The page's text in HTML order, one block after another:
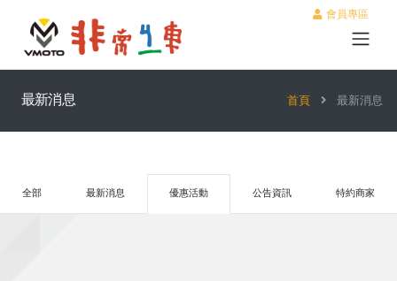
會員專區
最新消息 首頁 最新消息
全部 最新消息 優惠活動 公告資訊 特約商家